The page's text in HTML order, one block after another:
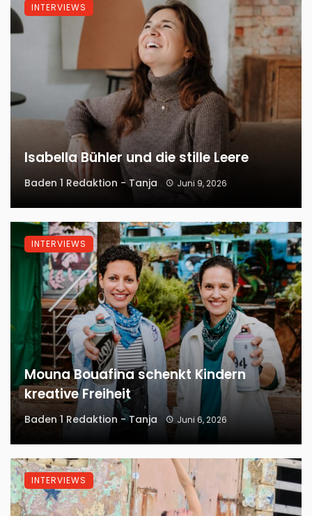
Isabella Bühler und die stille Leere
Baden 1 Redaktion - Tanja Juni 9, 2026
INTERVIEWS
Mouna Bouafina schenkt Kindern
kreative Freiheit
Baden 1 Redaktion - Tanja Juni 6, 2026
INTERVIEWS
INTERVIEWS